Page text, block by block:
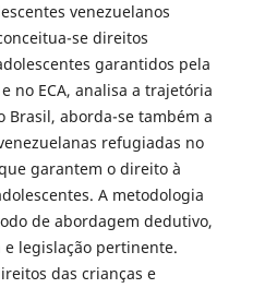
venezuelanos
se direitos
garantidos pela
no ECA, analisa a trajetória
Brasil, aborda-se também a
refugiadas no
garantem o direito à
A metodologia
de abordagem dedutivo,
legislação pertinente.
das crianças e